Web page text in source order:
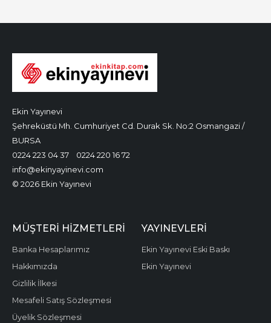
Ekin Yayınevi
Şehreküstü Mh. Cumhuriyet Cd. Durak Sk. No:2 Osmangazi /
BURSA
0224 223 04 37
0224 220 16 72
info@ekinyayinevi.com
© 2026 Ekin Yayınevi
MÜŞTERI HIZMETLERI
Banka Hesaplarımız
Hakkımızda
Gizlilik İlkesi
Mesafeli Satış Sözleşmesi
Üyelik Sözleşmesi
YAYINEVLERI
Ekin Yayınevi Eski Baskı
Ekin Yayınevi